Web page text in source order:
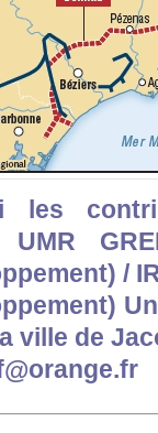
les
UMR
/
ville de